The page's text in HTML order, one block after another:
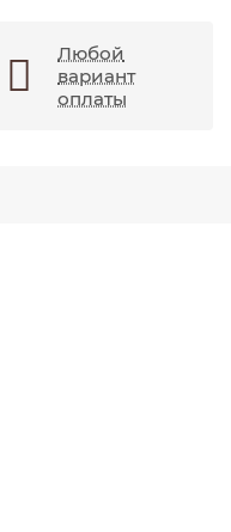
Любой
вариант
оплаты